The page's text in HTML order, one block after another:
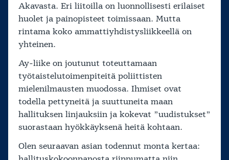
Akavasta. Eri liitoilla on luonnollisesti erilaiset
huolet ja painopisteet toimissaan. Mutta
rintama koko ammattiyhdistysliikkeellä on
yhteinen.
Ay-liike on joutunut toteuttamaan
työtaistelutoimenpiteitä poliittisten
mielenilmausten muodossa. Ihmiset ovat
todella pettyneitä ja suuttuneita maan
hallituksen linjauksiin ja kokevat ”uudistukset”
suorastaan hyökkäyksenä heitä kohtaan.
Olen seuraavan asian todennut monta kertaa: